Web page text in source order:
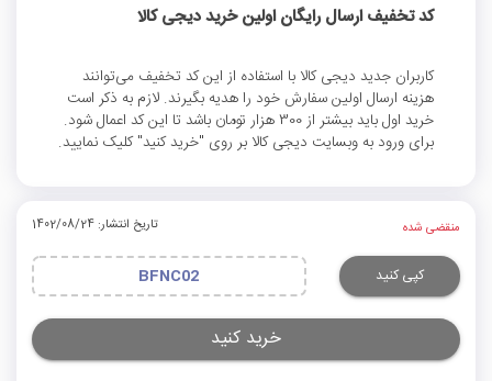
کد تخفیف ارسال رایگان اولین خرید دیجی کالا
کاربران جدید دیجی کالا با استفاده از این کد تخفیف می‌توانند
هزینه ارسال اولین سفارش خود را هدیه بگیرند. لازم به ذکر است
خرید اول باید بیشتر از 300 هزار تومان باشد تا این کد اعمال شود.
برای ورود به وبسایت دیجی کالا بر روی "خرید کنید" کلیک نمایید.
منقضی شده تاریخ انتشار: 1402/08/24
کپی کنید BFNC02
خرید کنید